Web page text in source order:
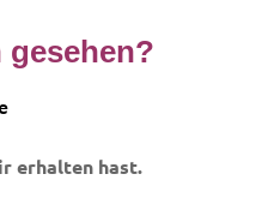
gesehen?
erhalten hast.